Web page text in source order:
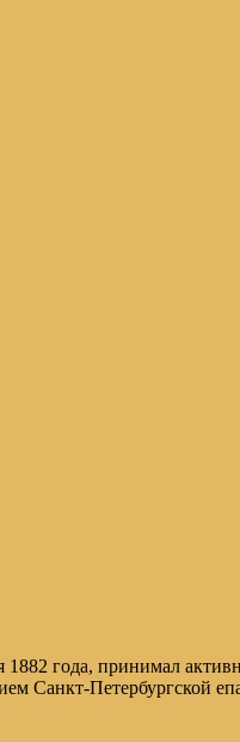
года, принимал
Санкт-Петербургской